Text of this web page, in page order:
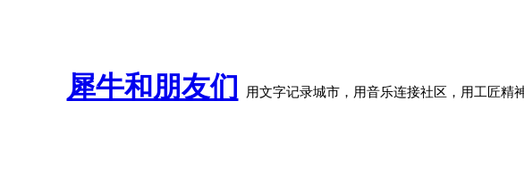
犀牛和朋友们 用文字记录城市，用音乐连接社区，用工匠精